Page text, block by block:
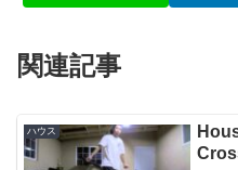
関連記事
ハウス